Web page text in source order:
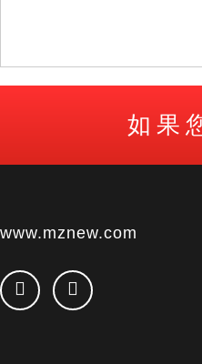
如果
www.mznew.com